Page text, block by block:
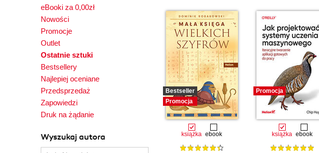
eBooki za 0,00zł
Nowości
Promocje
Outlet
Ostatnie sztuki
Bestsellery
Najlepiej oceniane
Przedsprzedaż
Zapowiedzi
Druk na żądanie
Wyszukaj autora
Bestseller
Promocja
książka ebook
Promocja
książka ebook